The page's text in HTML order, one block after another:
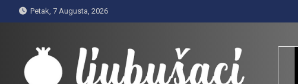
to
Petak, 7 Augusta, 2026